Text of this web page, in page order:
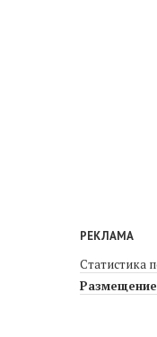
РЕКЛАМА
Статистика